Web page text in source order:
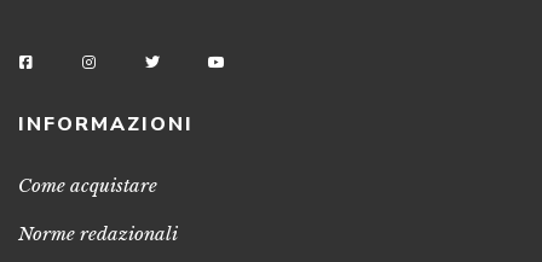
INFORMAZIONI
Come acquistare
Norme redazionali